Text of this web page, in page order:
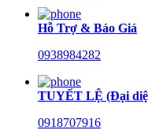
Hỗ Trợ & Báo Giá
0938984282
TUYẾT LỆ (Đại
0918707916